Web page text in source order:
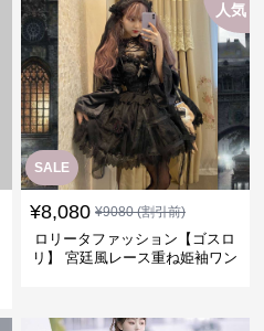
SALE
人気
¥8,080 ¥9080(割引前)
ロリータファッション【ゴスロ
リ】 宮廷風レース重ね姫袖ワン